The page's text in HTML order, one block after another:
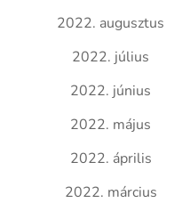
2022. augusztus
2022. július
2022. június
2022. május
2022. április
2022. március